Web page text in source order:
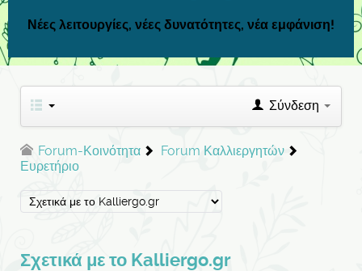
Νέες λειτουργίες, νέες δυνατότητες, νέα εμφάνιση!
Σύνδεση
Forum-Κοινότητα
Forum Καλλιεργητών
Ευρετήριο
Σχετικά με το Kalliergo.gr